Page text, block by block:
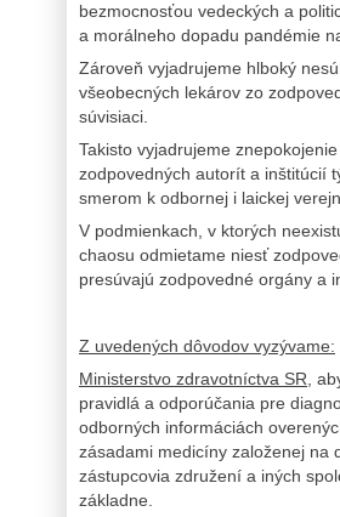
bezmocnosťou vedeckých a
a morálneho dopadu pandémie
Zároveň vyjadrujeme hlboký
všeobecných lekárov zo
súvisiaci.
Takisto vyjadrujeme
zodpovedných autorít a inštitúcií
smerom k odbornej i laickej
V podmienkach, v ktorých
chaosu odmietame niesť
presúvajú zodpovedné orgány a
Z uvedených dôvodov vyzývame:
Ministerstvo zdravotníctva SR,
pravidlá a odporúčania pre
odborných informáciách
zásadami medicíny založenej na
zástupcovia združení a iných
základne.